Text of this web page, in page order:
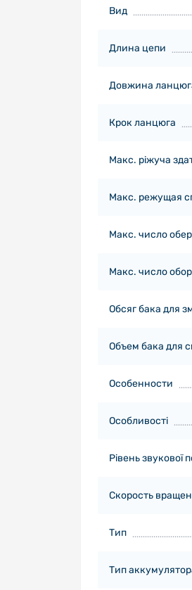
Вид
Длина цепи
Довжина
Крок ланцюга
Макс. ріжуча
Макс. режущая
Макс. число
Макс. число
Обсяг бака для
Объем бака для
Особенности
Особливості
Рівень звукової
Скорость
Тип
Тип